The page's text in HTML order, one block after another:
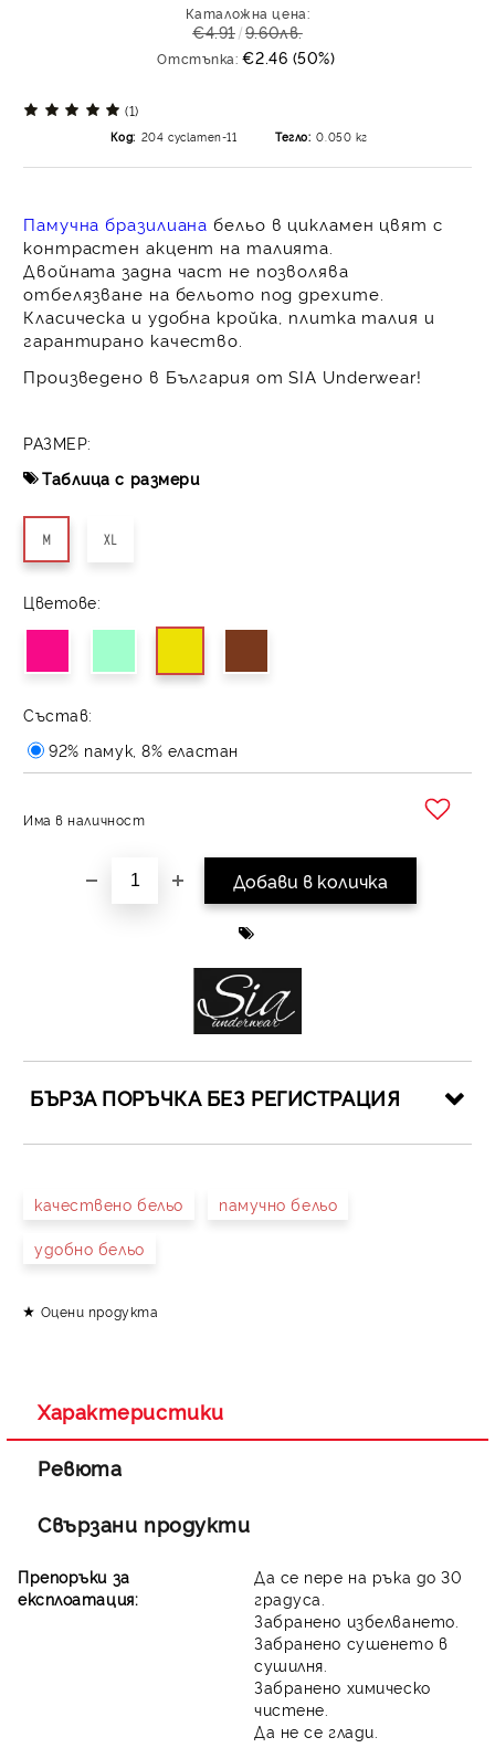
Каталожна цена:
€4.91 9.60лв.
Отстъпка: €2.46 (50%)
(1)
Код: 204 cyclamen-11 Тегло: 0.050 кг
Памучна бразилиана бельо в цикламен цвят с
контрастен акцент на талията.
Двойната задна част не позволява
отбелязване на бельото под дрехите.
Класическа и удобна кройка, плитка талия и
гарантирано качество.
Произведено в България от SIA Underwear!
РАЗМЕР:
Таблица с размери
M XL
Цветове:
Състав:
92% памук, 8% еластан
Има в наличност
БЪРЗА ПОРЪЧКА БЕЗ РЕГИСТРАЦИЯ
качествено бельо памучно бельо
удобно бельо
Оцени продукта
Характеристики
Ревюта
Свързани продукти
Препоръки за
експлоатация:
Да се пере на ръка до 30
градуса.
Забранено избелването.
Забранено сушенето в
сушилня.
Забранено химическо
чистене.
Да не се глади.